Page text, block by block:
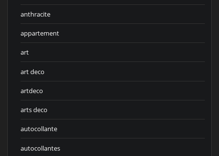
anthracite
appartement
art
art deco
artdeco
arts deco
autocollante
autocollantes